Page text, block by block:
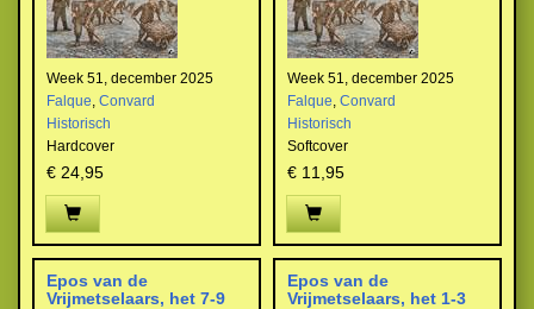
Week 51, december 2025
Falque, Convard
Historisch
Hardcover
€ 24,95
Week 51, december 2025
Falque, Convard
Historisch
Softcover
€ 11,95
Epos van de
Vrijmetselaars, het 7-9
Epos van de
Vrijmetselaars, het 1-3